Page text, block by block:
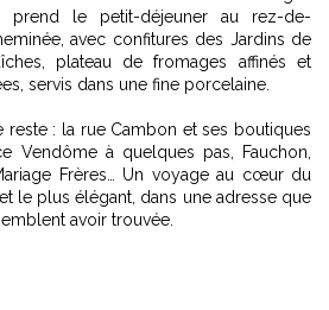
prend le petit-déjeuner au rez-de-
avec confitures des Jardins de
plateau de fromages affinés et
servis dans une fine porcelaine.
reste : la rue Cambon et ses boutiques
Vendôme à quelques pas, Fauchon,
Frères… Un voyage au cœur du
le plus élégant, dans une adresse que
avoir trouvée.